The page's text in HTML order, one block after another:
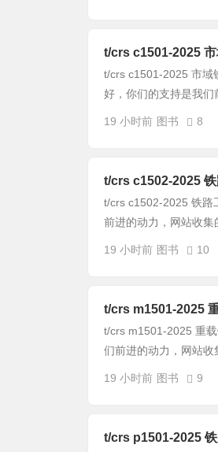
t/crs c1501-2025
t/crs c1501-2025 市域
好，你们的支持是我们
19 小时前 图书 8
t/crs c1502-2025
t/crs c1502-2025 铁路
前进的动力，网站收集
19 小时前 图书 10
t/crs m1501-2025
t/crs m1501-2025 重
们前进的动力，网站收
19 小时前 图书 9
t/crs p1501-2025